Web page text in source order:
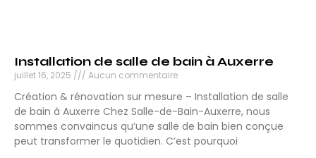
Installation de salle de bain à Auxerre
juillet 16, 2025 Aucun commentaire
Création & rénovation sur mesure – Installation de salle
de bain à Auxerre Chez Salle-de-Bain-Auxerre, nous
sommes convaincus qu’une salle de bain bien conçue
peut transformer le quotidien. C’est pourquoi